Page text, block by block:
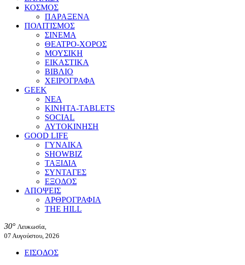
ΚΟΣΜΟΣ
ΠΑΡΑΞΕΝΑ
ΠΟΛΙΤΙΣΜΟΣ
ΣΙΝΕΜΑ
ΘΕΑΤΡΟ-ΧΟΡΟΣ
ΜΟΥΣΙΚΗ
ΕΙΚΑΣΤΙΚΑ
ΒΙΒΛΙΟ
ΧΕΙΡΟΓΡΑΦΑ
GEEK
ΝΕΑ
ΚΙΝΗΤΑ-TABLETS
SOCIAL
ΑΥΤΟΚΙΝΗΣΗ
GOOD LIFE
ΓΥΝΑΙΚΑ
SHOWBIZ
ΤΑΞΙΔΙΑ
ΣΥΝΤΑΓΕΣ
ΕΞΟΔΟΣ
ΑΠΟΨΕΙΣ
ΑΡΘΡΟΓΡΑΦΙΑ
THE HILL
30° Λευκωσία,
07 Αυγούστου, 2026
ΕΙΣΟΔΟΣ